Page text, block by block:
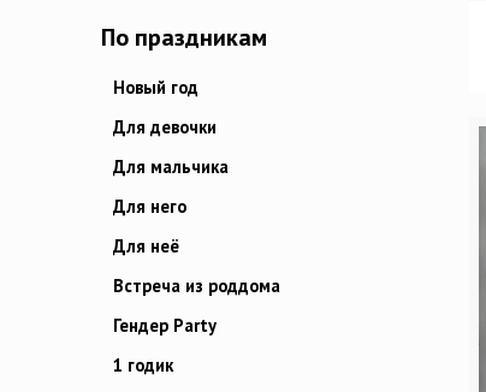
По праздникам
Новый год
Для девочки
Для мальчика
Для него
Для неё
Встреча из роддома
Гендер Party
1 годик